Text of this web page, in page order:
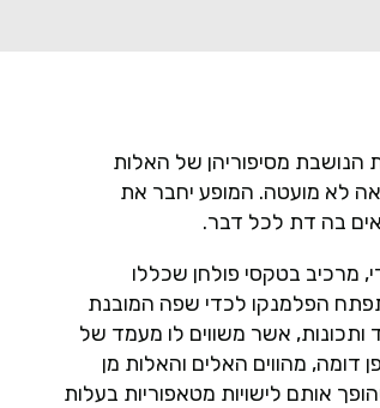
מסיפוריהן של האלות
לא מועטה. המופע יחבר את
בה דת לכל דבר.
מרכיב בטקסי פולחן שכללו
הפלמנקו לכדי שפה המובנת
אשר משווים לו מעמד של
דומה, מהווים האלים והאלות מן
אותם לישויות מטאפוריות בעלות